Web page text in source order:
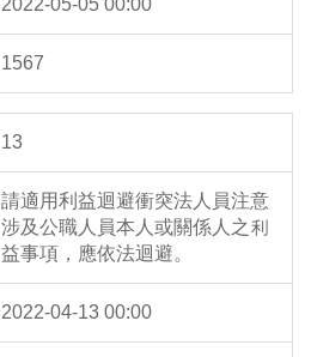
2022-05-05 00:00
1567
13
請適用利益迴避衝突法人員注意
涉及公職人員本人或關係人之利
益事項，應依法迴避。
2022-04-13 00:00